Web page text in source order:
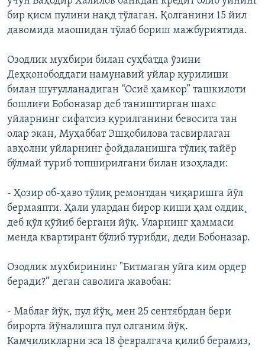
бир қисм пулини нақд тўлаган. Қолганини 15 йил
давомида маошидан тўлаб бориш мажбуриятида.
Озодлик мухбири билан суҳбатда ўзини
Деҳқонободдаги намунавий уйлар қурилиши
билан шуғулланадиган “Осиё ҳамкор” ташкилоти
бошлиғи Бобоназар деб таништирган шахс
уйларнинг сифатсиз қурилганини бевосита тан
олар экан, Муҳаббат Эшқобилова тасвирлаган
авҳолни уйларнинг фойдаланишга тўлиқ тайëр
бўлмай туриб топширилгани билан изоҳлади:
- Ҳозир об-ҳаво тўлиқ ремонтдан чиқаришга йўл
бермаяпти. Ҳали улардан бирор киши ҳам олдик¸
деб қўл қўйиб бергани йўқ. Уларнинг ҳаммаси
менда квартирант бўлиб турибди, деди Бобоназар.
Озодлик мухбирининг "Битмаган уйга ким ордер
беради?” деган саволига жавобан:
- Маблағ йўқ, пул йўқ, мен 25 сентябрдан бери
бирорта йўналишга пул олганим йўқ.
Камчиликларни эса 18 февралгача қилиб берамиз,